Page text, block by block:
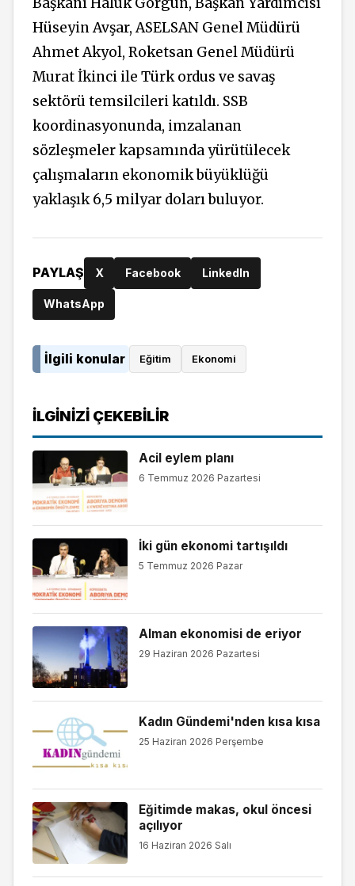
Hüseyin Avşar, ASELSAN Genel Müdürü
Ahmet Akyol, Roketsan Genel Müdürü
Murat İkinci ile Türk ordus ve savaş
sektörü temsilcileri katıldı. SSB
koordinasyonunda, imzalanan
sözleşmeler kapsamında yürütülecek
çalışmaların ekonomik büyüklüğü
yaklaşık 6,5 milyar doları buluyor.
PAYLAŞ X Facebook LinkedIn
WhatsApp
İlgili konular Eğitim Ekonomi
İLGINIZI ÇEKEBILIR
Acil eylem planı
6 Temmuz 2026 Pazartesi
İki gün ekonomi tartışıldı
5 Temmuz 2026 Pazar
Alman ekonomisi de eriyor
29 Haziran 2026 Pazartesi
Kadın Gündemi'nden kısa kısa
25 Haziran 2026 Perşembe
Eğitimde makas, okul öncesi
açılıyor
16 Haziran 2026 Salı